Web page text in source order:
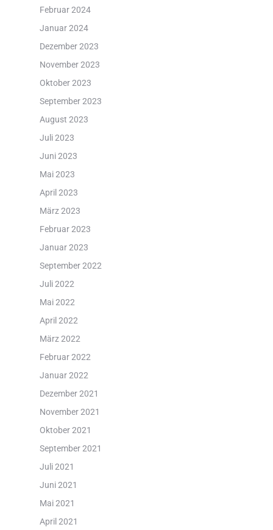
Februar 2024
Januar 2024
Dezember 2023
November 2023
Oktober 2023
September 2023
August 2023
Juli 2023
Juni 2023
Mai 2023
April 2023
März 2023
Februar 2023
Januar 2023
September 2022
Juli 2022
Mai 2022
April 2022
März 2022
Februar 2022
Januar 2022
Dezember 2021
November 2021
Oktober 2021
September 2021
Juli 2021
Juni 2021
Mai 2021
April 2021